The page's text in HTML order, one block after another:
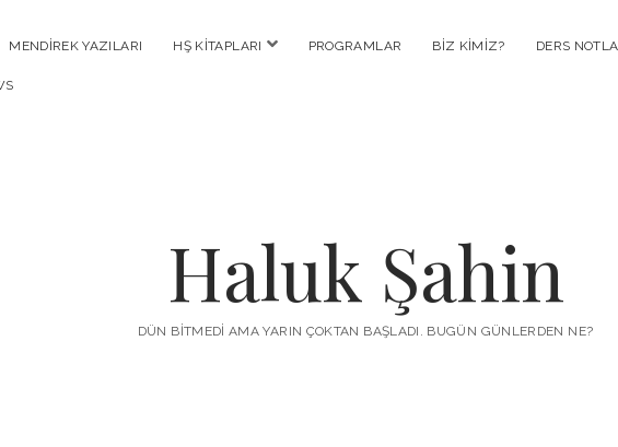
MENDIREK YAZILARI HŞ KITAPLARI menüyüPROGRAMLAR BIZ KIMIZ? DERS
Haluk Şahin
DÜN BITMEDI AMA YARIN ÇOKTAN BAŞLADI. BUGÜN GÜNLERDEN NE?